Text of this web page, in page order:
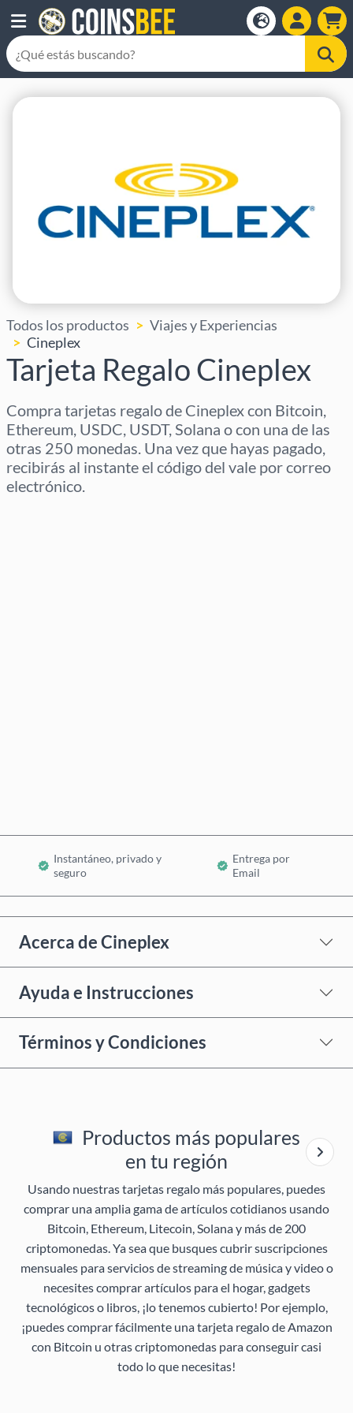
Todos los productos
Viajes y Experiencias
Cineplex
Tarjeta Regalo Cineplex
Compra tarjetas regalo de Cineplex con Bitcoin,
Ethereum, USDC, USDT, Solana o con una de las
otras 250 monedas. Una vez que hayas pagado,
recibirás al instante el código del vale por correo
electrónico.
Instantáneo, privado y
seguro
Entrega por
Email
Acerca de Cineplex
Ayuda e Instrucciones
Términos y Condiciones
Productos más populares
en tu región
Usando nuestras tarjetas regalo más populares, puedes
comprar una amplia gama de artículos cotidianos usando
Bitcoin, Ethereum, Litecoin, Solana y más de 200
criptomonedas. Ya sea que busques cubrir suscripciones
mensuales para servicios de streaming de música y video o
necesites comprar artículos para el hogar, gadgets
tecnológicos o libros, ¡lo tenemos cubierto! Por ejemplo,
¡puedes comprar fácilmente una tarjeta regalo de Amazon
con Bitcoin u otras criptomonedas para conseguir casi
todo lo que necesitas!